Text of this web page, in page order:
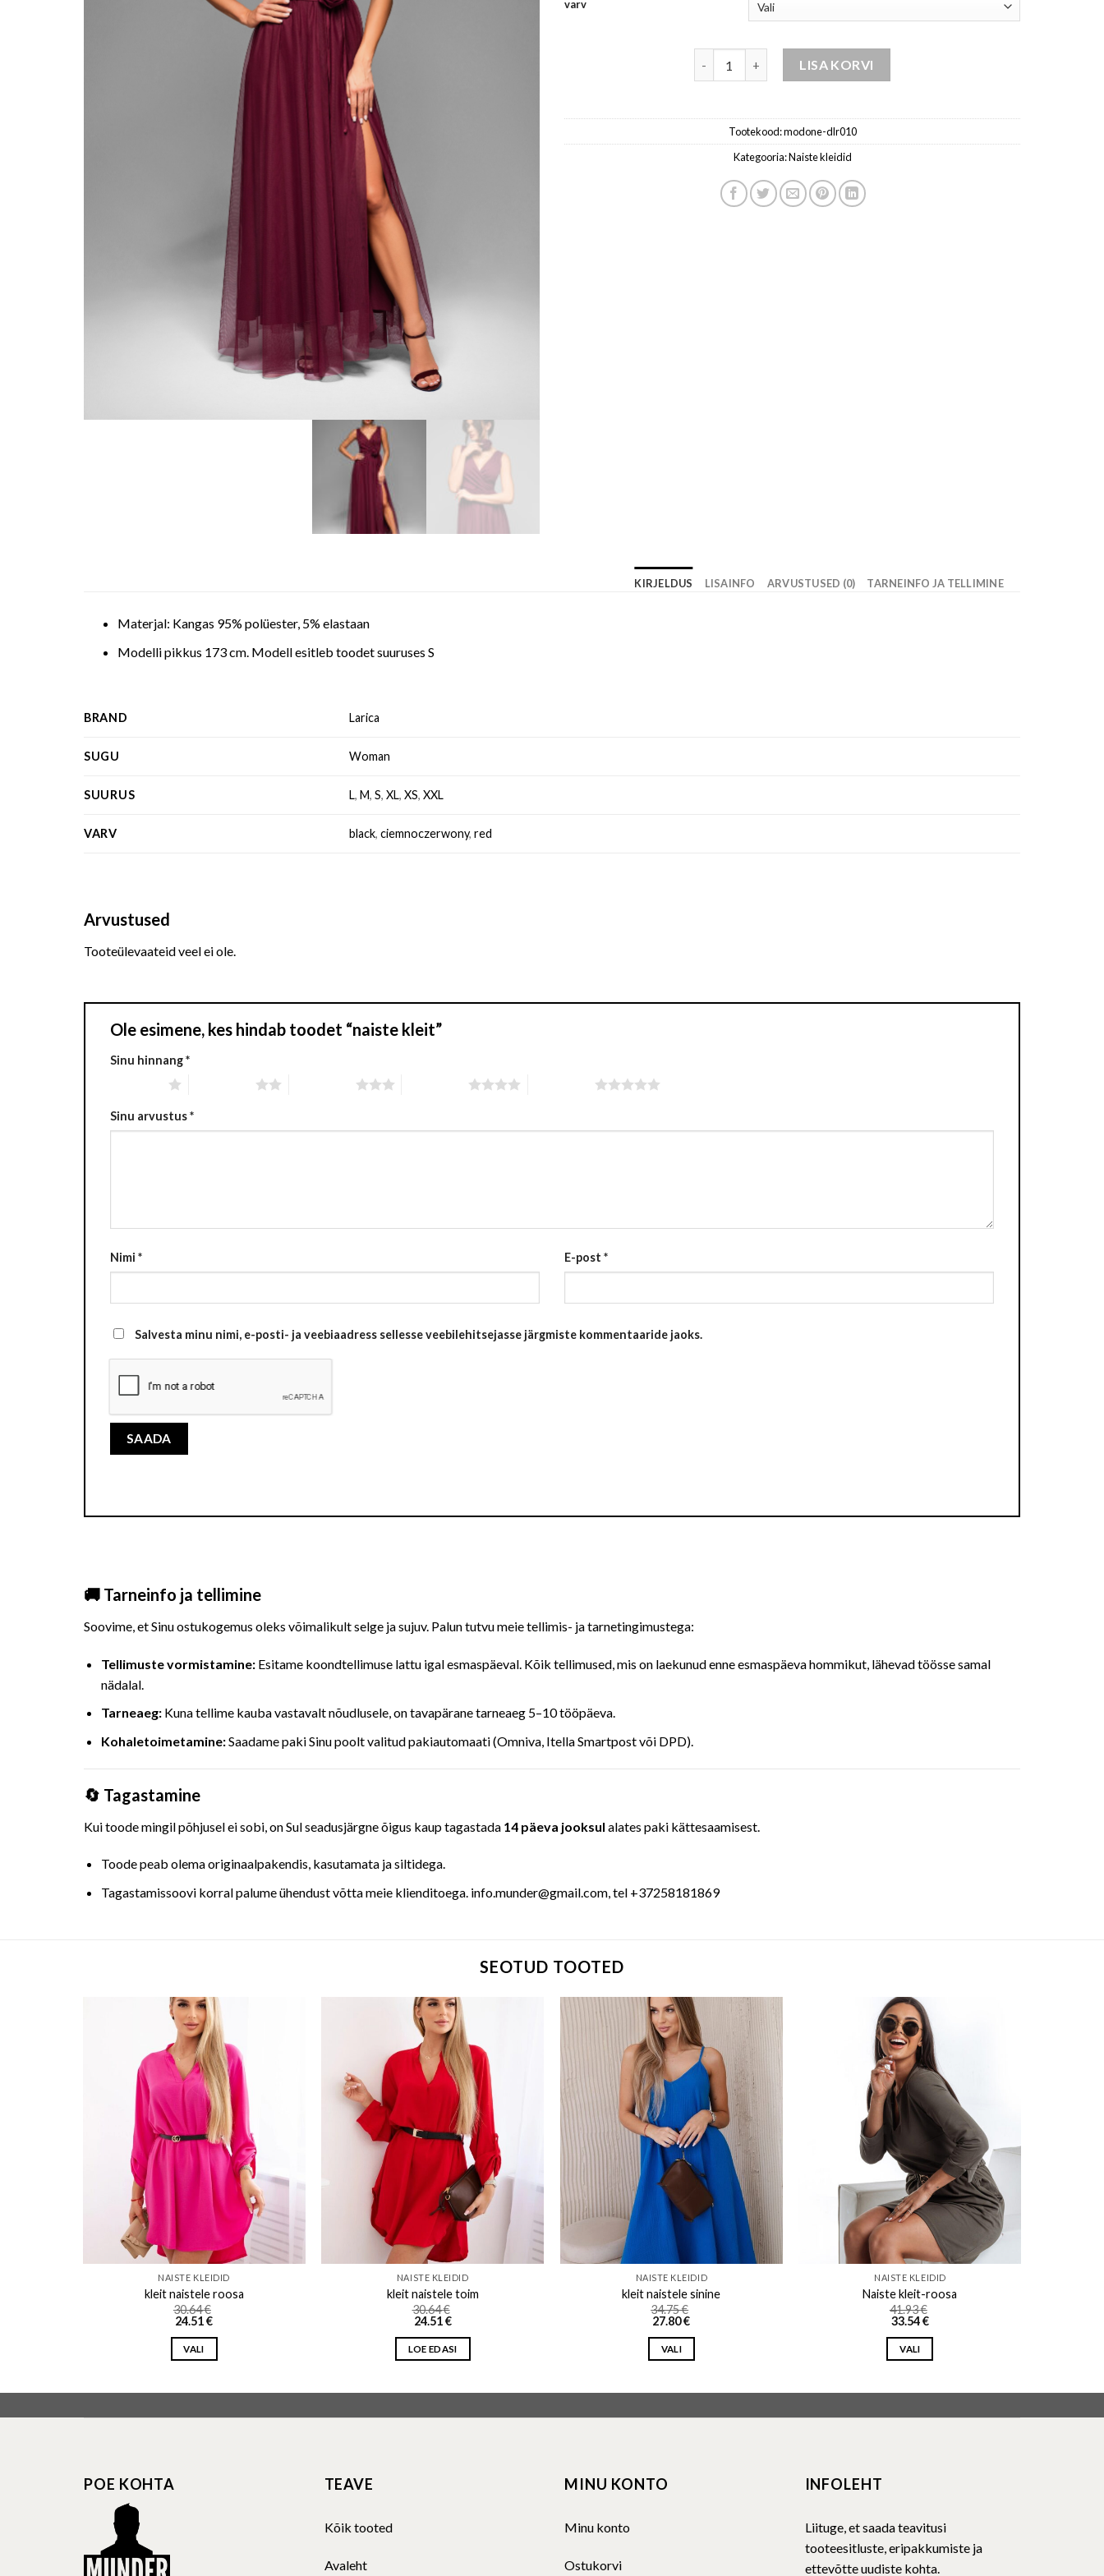
varv
LISA KORVI
Tootekood:modone-dlr010
Kategooria:Naiste kleidid
KIRJELDUS LISAINFO ARVUSTUSED (0) TARNEINFO JA TELLIMINE
Materjal: Kangas 95% polüester, 5% elastaan
Modelli pikkus 173 cm. Modell esitleb toodet suuruses S
BRAND Larica
SUGU Woman
SUURUS L,M,S,XL,XS,XXL
VARV black,ciemnoczerwony,red
Arvustused
Tooteülevaateid veel ei ole.
Ole esimene, kes hindab toodet “naiste kleit”
Sinu hinnang*
Sinu arvustus*
Nimi * E-post *
Salvesta minu nimi, e-posti- ja veebiaadress sellesse veebilehitsejasse järgmiste kommentaaride jaoks.
🚚 Tarneinfo ja tellimine
Soovime, et Sinu ostukogemus oleks võimalikult selge ja sujuv. Palun tutvu meie tellimis- ja tarnetingimustega:
Tellimuste vormistamine:Esitame koondtellimuse lattu igal esmaspäeval. Kõik tellimused, mis on laekunud enne esmaspäeva hommikut, lähevad töösse samal
nädalal.
Tarneaeg:Kuna tellime kauba vastavalt nõudlusele, on tavapärane tarneaeg 5–10 tööpäeva.
Kohaletoimetamine:Saadame paki Sinu poolt valitud pakiautomaati (Omniva, Itella Smartpost või DPD).
🔄 Tagastamine
Kui toode mingil põhjusel ei sobi, on Sul seadusjärgne õigus kaup tagastada 14 päeva jooksul alates paki kättesaamisest.
Toode peab olema originaalpakendis, kasutamata ja siltidega.
Tagastamissoovi korral palume ühendust võtta meie klienditoega. info.munder@gmail.com, tel +37258181869
SEOTUD TOOTED
Add to wishlist
NAISTE KLEIDID
kleit naistele roosa
30.64€
24.51€
VALI
Add to wishlist
NAISTE KLEIDID
kleit naistele toim
30.64€
24.51€
LOE EDASI
Add to wishlist
NAISTE KLEIDID
kleit naistele sinine
34.75€
27.80€
VALI
Add to wishlist
NAISTE KLEIDID
Naiste kleit-roosa
41.93€
33.54€
VALI
POE KOHTA TEAVE
Kõik tooted
Avaleht
MINU KONTO
Minu konto
Ostukorvi
INFOLEHT
Liituge, et saada teavitusi
tooteesitluste, eripakkumiste ja
ettevõtte uudiste kohta.